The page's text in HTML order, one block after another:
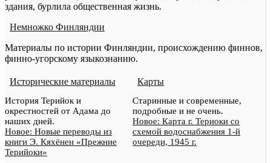
здания, бурлила общественная жизнь.
Немножко Финляндии
Материалы по истории Финляндии, происхождению финнов,
финно-угорскому языкознанию.
Исторические материалы
История Терийок и
окрестностей от Адама до
наших дней.
Новое: Новые переводы из
книги Э. Кяхёнен «Прежние
Терийоки»
Карты
Старинные и современные,
подробные и не очень.
Новое: Карта г. Териоки со
схемой водоснабжения 1-й
очереди, 1945 г.